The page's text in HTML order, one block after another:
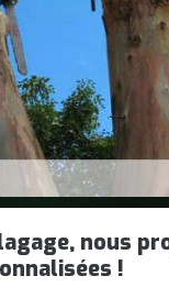
nous
!